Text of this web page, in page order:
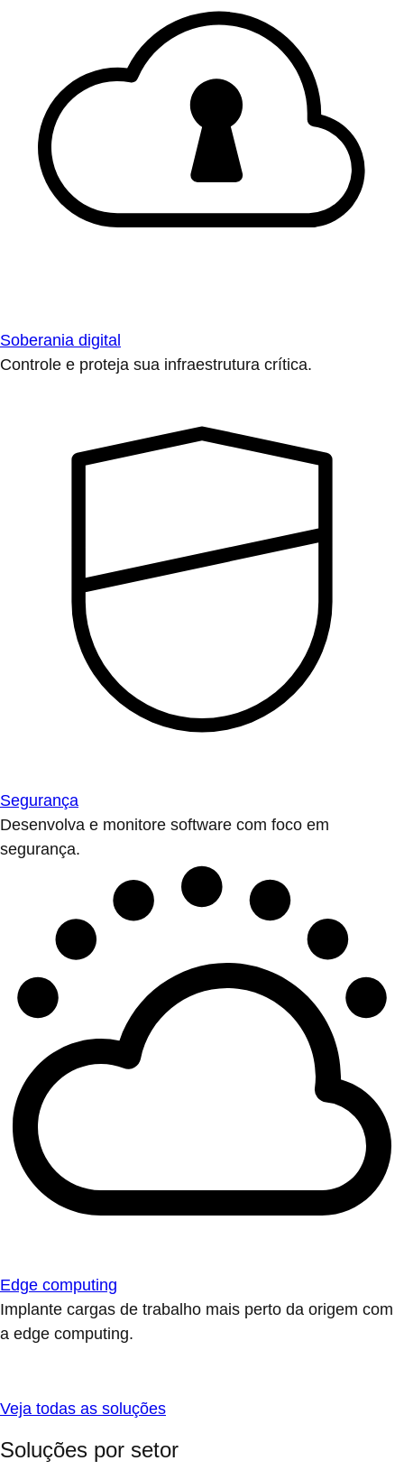
Soberania digital
Controle e proteja sua infraestrutura crítica.
Segurança
Desenvolva e monitore software com foco em
segurança.
Edge computing
Implante cargas de trabalho mais perto da origem com
a edge computing.
Veja todas as soluções
Soluções por setor